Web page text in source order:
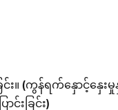
(ကွန်ရက်နှောင့်နှေးမှုနှု
းခြင်း)